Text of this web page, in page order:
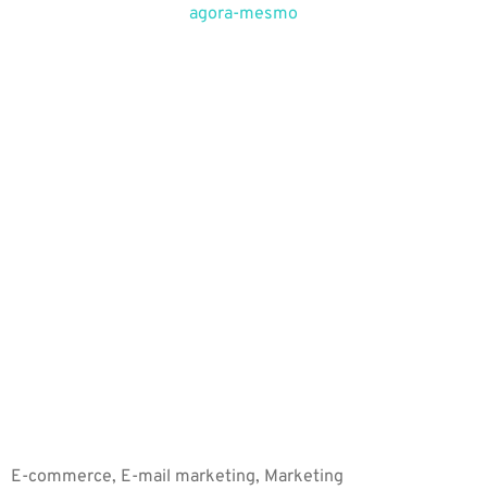
E-commerce, E-mail marketing, Marketing